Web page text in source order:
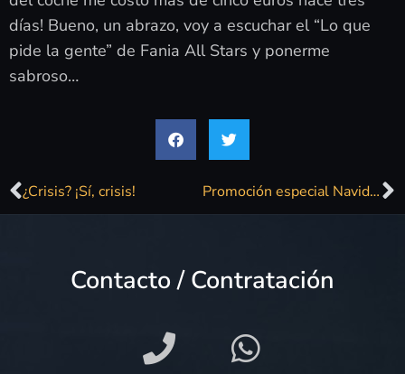
días! Bueno, un abrazo, voy a escuchar el “Lo que
pide la gente” de Fania All Stars y ponerme
sabroso…
¿Crisis? ¡Sí, crisis! Promoción especial Navidad
Contacto / Contratación